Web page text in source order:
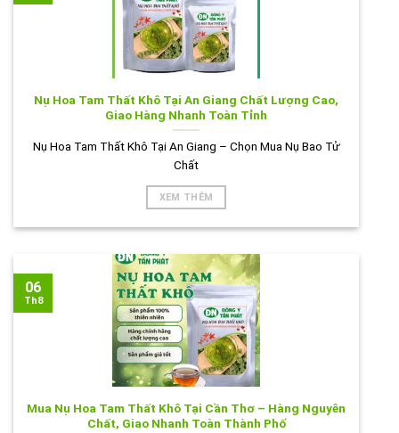
Nụ Hoa Tam Thất Khô Tại An Giang Chất Lượng Cao,
Giao Hàng Nhanh Toàn Tỉnh
Nụ Hoa Tam Thất Khô Tại An Giang – Chọn Mua Nụ Bao Tử
Chất
XEM THÊM
Mua Nụ Hoa Tam Thất Khô Tại Cần Thơ – Hàng Nguyên
Chất, Giao Nhanh Toàn Thành Phố
06
Th8